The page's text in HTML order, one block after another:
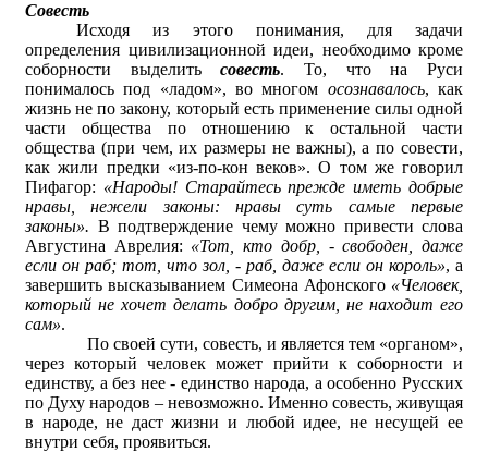
Совесть
Исходя из этого понимания, для задачи
определения цивилизационной идеи, необходимо кроме
соборности выделитьсовесть. То, что на Руси
понималось под «ладом», во многом осознавалось, как
жизнь не по закону, который есть применение силы одной
части общества по отношению к остальной части
общества (при чем, их размеры не важны), а по совести,
как жили предки «из-по-кон веков». О том же говорил
Пифагор: «Народы! Старайтесь прежде иметь добрые
нравы, нежели законы: нравы суть самые первые
законы». В подтверждение чему можно привести слова
Августина Аврелия: «Тот, кто добр, - свободен, даже
если он раб; тот, что зол, - раб, даже если он король», а
завершить высказыванием Симеона Афонского «Человек,
который не хочет делать добро другим, не находит его
сам».
По своей сути, совесть, и является тем «органом»,
через который человек может прийти к соборности и
единству, а без нее - единство народа, а особенно Русских
по Духу народов – невозможно. Именно совесть, живущая
в народе, не даст жизни и любой идее, не несущей ее
внутри себя, проявиться.